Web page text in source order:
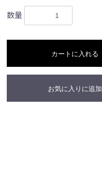
数量
カートに入れる
お気に入りに追加